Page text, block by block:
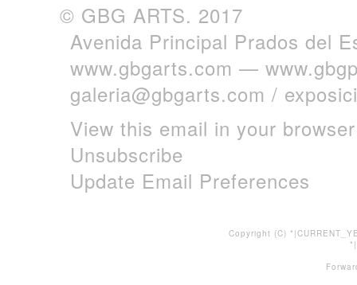
© GBG ARTS. 2017
Avenida Principal Prados del
www.gbgarts.com —
galeria@gbgarts.com /
View this email in your browser
Unsubscribe
Update Email Preferences
Copyright (C)